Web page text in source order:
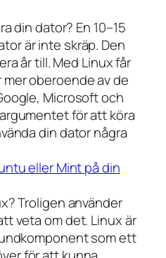
din dator? En 10–15
är inte skräp. Den
år till. Med Linux får
oberoende av de
Microsoft och
för att köra
din dator några
eller Mint på din
Troligen använder
veta om det. Linux är
som ett